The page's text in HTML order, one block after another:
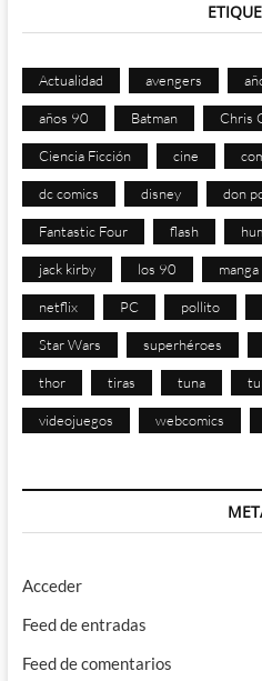
Actualidad avengers
años 90 Batman Chris
Ciencia Ficción cine
dc comics disney don
Fantastic Four flash
jack kirby los 90 manga
netflix PC pollito
Star Wars superhéroes
thor tiras tuna
videojuegos webcomics
Acceder
Feed de entradas
Feed de comentarios